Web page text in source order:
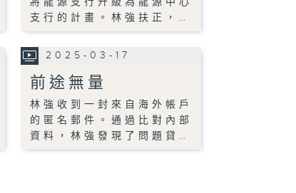
支行的計畫。林強扶正，…
2025-03-17
前途無量
林強收到一封來自海外帳戶
的匿名郵件。通過比對內部
資料，林強發現了問題貸…